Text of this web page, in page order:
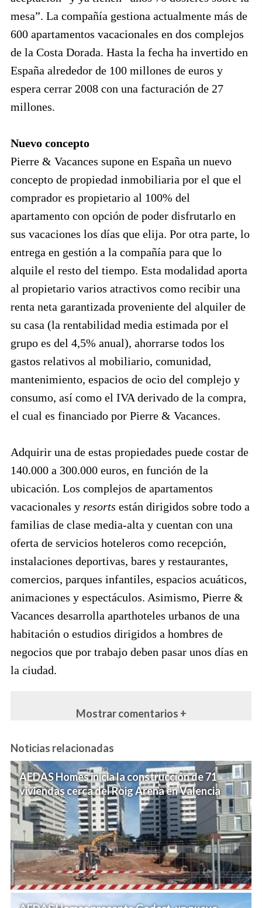
mesa”. La compañía gestiona actualmente más de
600 apartamentos vacacionales en dos complejos
de la Costa Dorada. Hasta la fecha ha invertido en
España alrededor de 100 millones de euros y
espera cerrar 2008 con una facturación de 27
millones.
Nuevo concepto
Pierre & Vacances supone en España un nuevo
concepto de propiedad inmobiliaria por el que el
comprador es propietario al 100% del
apartamento con opción de poder disfrutarlo en
sus vacaciones los días que elija. Por otra parte, lo
entrega en gestión a la compañía para que lo
alquile el resto del tiempo. Esta modalidad aporta
al propietario varios atractivos como recibir una
renta neta garantizada proveniente del alquiler de
su casa (la rentabilidad media estimada por el
grupo es del 4,5% anual), ahorrarse todos los
gastos relativos al mobiliario, comunidad,
mantenimiento, espacios de ocio del complejo y
consumo, así como el IVA derivado de la compra,
el cual es financiado por Pierre & Vacances.
Adquirir una de estas propiedades puede costar de
140.000 a 300.000 euros, en función de la
ubicación. Los complejos de apartamentos
vacacionales y resorts están dirigidos sobre todo a
familias de clase media-alta y cuentan con una
oferta de servicios hoteleros como recepción,
instalaciones deportivas, bares y restaurantes,
comercios, parques infantiles, espacios acuáticos,
animaciones y espectáculos. Asimismo, Pierre &
Vacances desarrolla aparthoteles urbanos de una
habitación o estudios dirigidos a hombres de
negocios que por trabajo deben pasar unos días en
la ciudad.
Mostrar comentarios +
Noticias relacionadas
AEDAS Homes inicia la construcción de 71
viviendas cerca del Roig Arena en Valencia